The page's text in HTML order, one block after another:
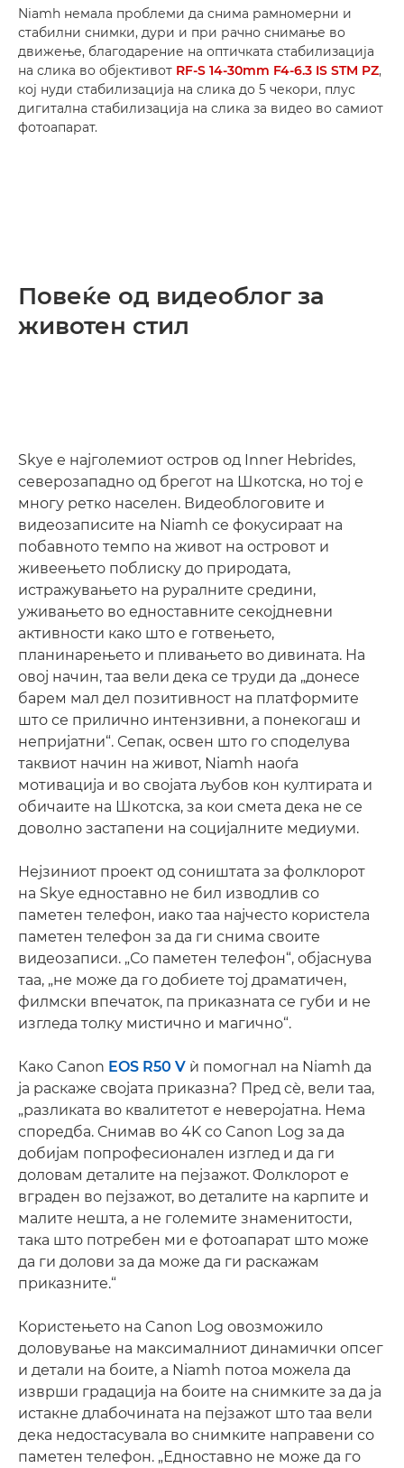
Niamh немала проблеми да снима рамномерни и
стабилни снимки, дури и при рачно снимање во
движење, благодарение на оптичката стабилизација
на слика во објективот RF-S 14-30mm F4-6.3 IS STM PZ,
кој нуди стабилизација на слика до 5 чекори, плус
дигитална стабилизација на слика за видео во самиот
фотоапарат.
Повеќе од видеоблог за
животен стил
Skye е најголемиот остров од Inner Hebrides,
северозападно од брегот на Шкотска, но тој е
многу ретко населен. Видеоблоговите и
видеозаписите на Niamh се фокусираат на
побавното темпо на живот на островот и
живеењето поблиску до природата,
истражувањето на руралните средини,
уживањето во едноставните секојдневни
активности како што е готвењето,
планинарењето и пливањето во дивината. На
овој начин, таа вели дека се труди да „донесе
барем мал дел позитивност на платформите
што се прилично интензивни, а понекогаш и
непријатни“. Сепак, освен што го споделува
таквиот начин на живот, Niamh наоѓа
мотивација и во својата љубов кон култирата и
обичаите на Шкотска, за кои смета дека не се
доволно застапени на социјалните медиуми.
Нејзиниот проект од соништата за фолклорот
на Skye едноставно не бил изводлив со
паметен телефон, иако таа најчесто користела
паметен телефон за да ги снима своите
видеозаписи. „Со паметен телефон“, објаснува
таа, „не може да го добиете тој драматичен,
филмски впечаток, па приказната се губи и не
изгледа толку мистично и магично“.
Како Canon EOS R50 V ѝ помогнал на Niamh да
ја раскаже својата приказна? Пред сѐ, вели таа,
„разликата во квалитетот е неверојатна. Нема
споредба. Снимав во 4K со Canon Log за да
добијам попрофесионален изглед и да ги
доловам деталите на пејзажот. Фолклорот е
вграден во пејзажот, во деталите на карпите и
малите нешта, а не големите знаменитости,
така што потребен ми е фотоапарат што може
да ги долови за да може да ги раскажам
приказните.“
Користењето на Canon Log овозможило
доловување на максималниот динамички опсег
и детали на боите, а Niamh потоа можела да
изврши градација на боите на снимките за да ја
истакне длабочината на пејзажот што таа вели
дека недостасувала во снимките направени со
паметен телефон. „Едноставно не може да го